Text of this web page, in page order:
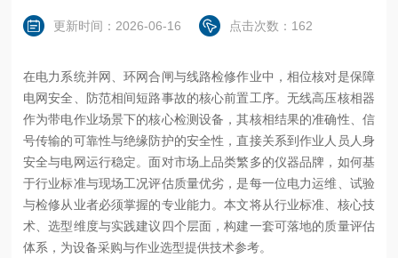
更新时间：2026-06-16 点击次数：162
在电力系统并网、环网合闸与线路检修作业中，相位核对是保障
电网安全、防范相间短路事故的核心前置工序。无线高压核相器
作为带电作业场景下的核心检测设备，其核相结果的准确性、信
号传输的可靠性与绝缘防护的安全性，直接关系到作业人员人身
安全与电网运行稳定。面对市场上品类繁多的仪器品牌，如何基
于行业标准与现场工况评估质量优劣，是每一位电力运维、试验
与检修从业者必须掌握的专业能力。本文将从行业标准、核心技
术、选型维度与实践建议四个层面，构建一套可落地的质量评估
体系，为设备采购与作业选型提供技术参考。